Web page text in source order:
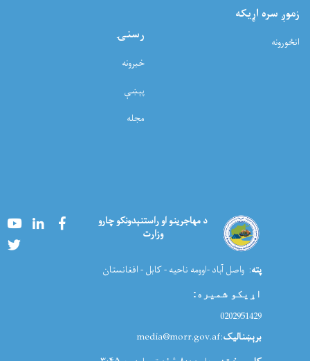
زموږ سره اړيکه
انځورونه رسنۍ
خبرونه
پېښې
مجله
د مهاجرینو او راستنېدونکو چارو
وزارت
YoutubeLinkedInFacebook
پته: واصل آباد -اوومه ناحیه - کابل - افغانستان
اړیکو شمیره:
0202951429
برېښنالیک:media@morr.gov.af